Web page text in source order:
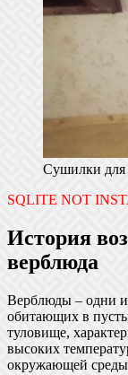
Сушилки для
SQLITE NOT
История
верблюда
Верблюды – одни
обитающих в
туловище,
высоких
окружающей